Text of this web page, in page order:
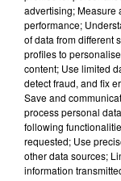
Pour
"Rugby" !
Le Stade
boutique
Noël,
tour ?
advertising; Measure
performance;
of data from different
profiles to
content; Use limited
detect fraud, and fix
Save and
process personal
following
requested; Use
other data sources;
information